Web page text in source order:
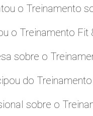
o Treinamento
o Treinamento Fit
sobre o
do
sobre o